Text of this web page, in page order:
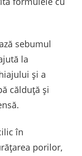
sebumul
la
și a
călduță și
în
porilor,